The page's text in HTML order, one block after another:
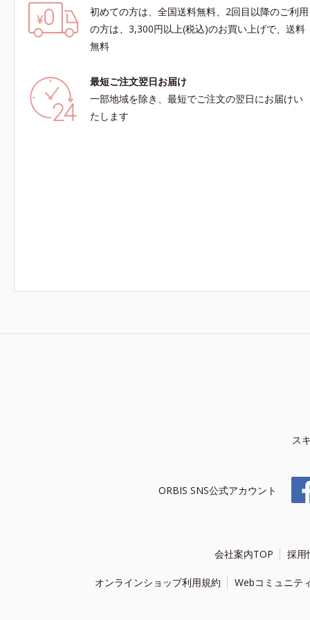
初めての方は、全国送料無料、2回目以降のご利用
の方は、3,300円以上(税込)のお買い上げで、送料
無料
最短ご注文翌日お届け
一部地域を除き、最短でご注文の翌日にお届けい
たします
ス
ORBIS SNS公式アカウント
会社案内TOP 採用
オンラインショップ利用規約 Webコミュニテ